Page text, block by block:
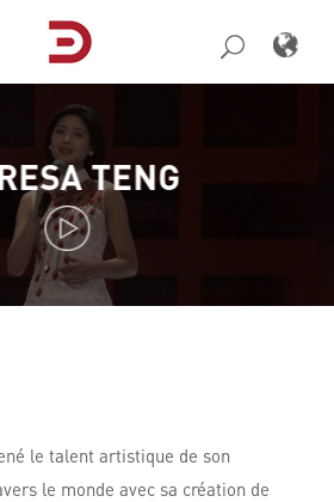
TENG
le talent artistique de son
le monde avec sa création de